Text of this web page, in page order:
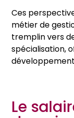
Ces
métier de
tremplin vers
spécialisation,
Le